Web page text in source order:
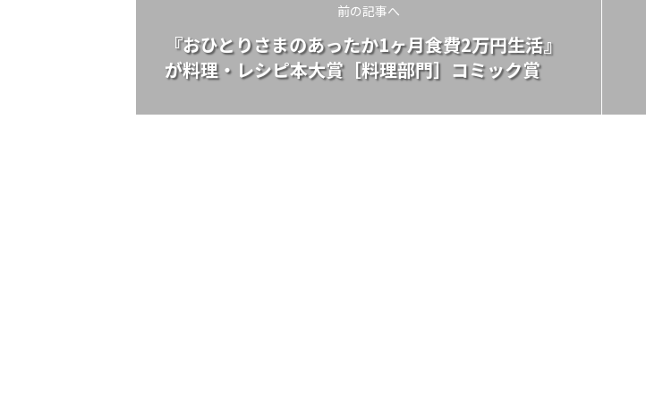
前の記事へ
『おひとりさまのあったか1ヶ月食費2万円生活』
が料理・レシピ本大賞［料理部門］コミック賞